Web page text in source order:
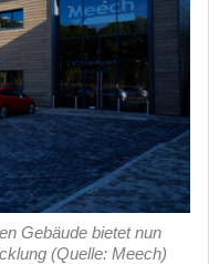
Gebäude bietet nun
(Quelle: Meech)